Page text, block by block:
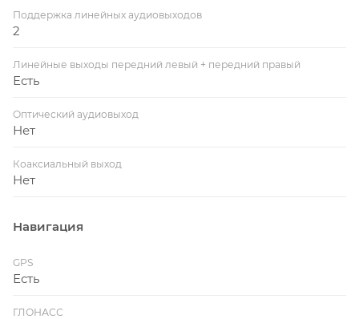
Поддержка линейных аудиовыходов
2
Линейные выходы передний левый + передний правый
Есть
Оптический аудиовыход
Нет
Коаксиальный выход
Нет
Навигация
GPS
Есть
ГЛОНАСС